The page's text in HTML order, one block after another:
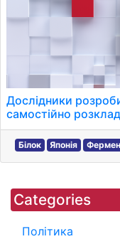
Дослідники
самостійно
Білок Японія
Categories
Політика